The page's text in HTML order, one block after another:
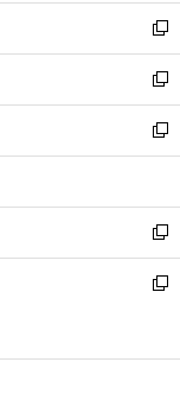
く
で
開
く
ウ
ィ
ン
ド
ウ
で
開
し
い
ウ
ィ
ン
ド
ウ
開
く
新
し
い
ウ
ィ
ン
ウ
で
開
く
新
し
い
ウ
ン
ド
ウ
で
新
し
ウ
ィ
ン
ド
開
新
し
い
ン
新
ウ